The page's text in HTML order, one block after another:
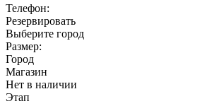
Телефон:
Резервировать
Выберите город
Размер:
Город
Магазин
Нет в наличии
Этап